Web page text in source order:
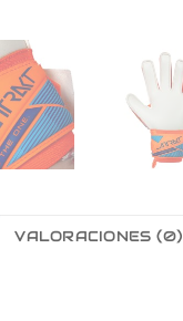
VALORACIONES (0)